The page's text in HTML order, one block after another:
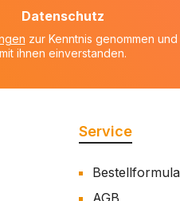
Datenschutz
zur Kenntnis genommen
mit ihnen einverstanden.
Service